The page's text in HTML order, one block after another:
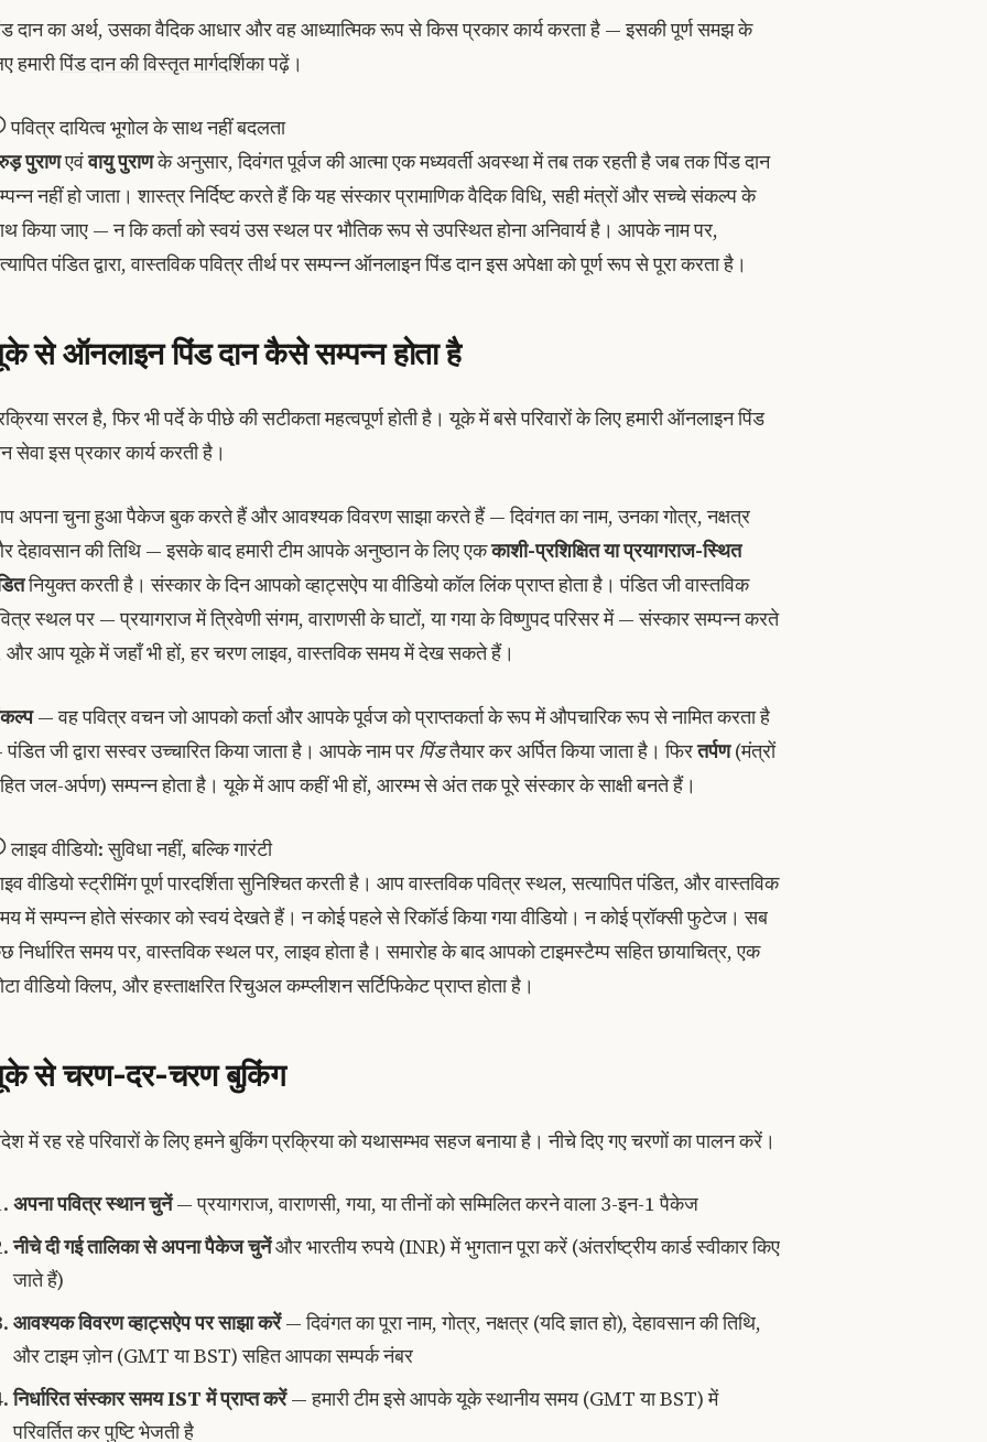
दान का अर्थ, उसका वैदिक आधार और वह आध्यात्मिक रूप से किस प्रकार कार्य करता है — इसकी पूर्ण समझ के
हमारीपिंड दान की विस्तृत मार्गदर्शिकापढ़ें।
पवित्र दायित्व भूगोल के साथ नहीं बदलता
पुराणएवंवायु पुराणके अनुसार, दिवंगत पूर्वज की आत्मा एक मध्यवर्ती अवस्था में तब तक रहती है जब तक पिंड दान
नहीं हो जाता। शास्त्र निर्दिष्ट करते हैं कि यह संस्कार प्रामाणिक वैदिक विधि, सही मंत्रों और सच्चे संकल्प के
किया जाए — न कि कर्ता को स्वयं उस स्थल पर भौतिक रूप से उपस्थित होना अनिवार्य है। आपके नाम पर,
पंडित द्वारा, वास्तविक पवित्र तीर्थ पर सम्पन्न ऑनलाइन पिंड दान इस अपेक्षा को पूर्ण रूप से पूरा करता है।
से ऑनलाइन पिंड दान कैसे सम्पन्न होता है
सरल है, फिर भी पर्दे के पीछे की सटीकता महत्वपूर्ण होती है। यूके में बसे परिवारों के लिए हमारी ऑनलाइन पिंड
सेवा इस प्रकार कार्य करती है।
अपना चुना हुआ पैकेज बुक करते हैं और आवश्यक विवरण साझा करते हैं — दिवंगत का नाम, उनका गोत्र, नक्षत्र
देहावसान की तिथि — इसके बाद हमारी टीम आपके अनुष्ठान के लिए एककाशी-प्रशिक्षित या प्रयागराज-स्थित
नियुक्त करती है। संस्कार के दिन आपको व्हाट्सऐप या वीडियो कॉल लिंक प्राप्त होता है। पंडित जी वास्तविक
स्थल पर — प्रयागराज में त्रिवेणी संगम, वाराणसी के घाटों, या गया के विष्णुपद परिसर में — संस्कार सम्पन्न करते
और आप यूके में जहाँ भी हों, हर चरण लाइव, वास्तविक समय में देख सकते हैं।
— वह पवित्र वचन जो आपको कर्ता और आपके पूर्वज को प्राप्तकर्ता के रूप में औपचारिक रूप से नामित करता है
जी द्वारा सस्वर उच्चारित किया जाता है। आपके नाम पर पिंडतैयार कर अर्पित किया जाता है। फिरतर्पण(मंत्रों
जल-अर्पण) सम्पन्न होता है। यूके में आप कहीं भी हों, आरम्भ से अंत तक पूरे संस्कार के साक्षी बनते हैं।
लाइव वीडियो: सुविधा नहीं, बल्कि गारंटी
वीडियो स्ट्रीमिंग पूर्ण पारदर्शिता सुनिश्चित करती है। आप वास्तविक पवित्र स्थल, सत्यापित पंडित, और वास्तविक
में सम्पन्न होते संस्कार को स्वयं देखते हैं। न कोई पहले से रिकॉर्ड किया गया वीडियो। न कोई प्रॉक्सी फुटेज। सब
निर्धारित समय पर, वास्तविक स्थल पर, लाइव होता है। समारोह के बाद आपको टाइमस्टैम्प सहित छायाचित्र, एक
वीडियो क्लिप, और हस्ताक्षरित रिचुअल कम्प्लीशन सर्टिफिकेट प्राप्त होता है।
से चरण-दर-चरण बुकिंग
में रह रहे परिवारों के लिए हमने बुकिंग प्रक्रिया को यथासम्भव सहज बनाया है। नीचे दिए गए चरणों का पालन करें।
अपना पवित्र स्थान चुनें— प्रयागराज, वाराणसी, गया, या तीनों को सम्मिलित करने वाला 3-इन-1 पैकेज
नीचे दी गई तालिका से अपना पैकेज चुनेंऔर भारतीय रुपये (INR) में भुगतान पूरा करें (अंतर्राष्ट्रीय कार्ड स्वीकार किए
जाते हैं)
आवश्यक विवरण व्हाट्सऐप पर साझा करें— दिवंगत का पूरा नाम, गोत्र, नक्षत्र (यदि ज्ञात हो), देहावसान की तिथि,
और टाइम ज़ोन (GMT या BST) सहित आपका सम्पर्क नंबर
निर्धारित संस्कार समय IST में प्राप्त करें— हमारी टीम इसे आपके यूके स्थानीय समय (GMT या BST) में
परिवर्तित कर पुष्टि भेजती है